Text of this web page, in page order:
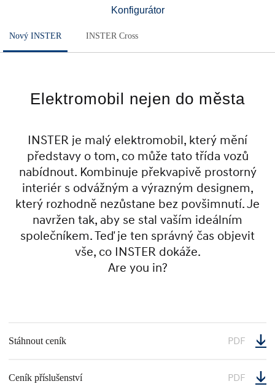
Nový INSTER INSTER Cross
Konfigurátor
Elektromobil nejen do města
INSTER je malý elektromobil, který mění
představy o tom, co může tato třída vozů
nabídnout. Kombinuje překvapivě prostorný
interiér s odvážným a výrazným designem,
který rozhodně nezůstane bez povšimnutí. Je
navržen tak, aby se stal vaším ideálním
společníkem. Teď je ten správný čas objevit
vše, co INSTER dokáže.
Are you in?
Stáhnout ceník PDF
Ceník příslušenství PDF